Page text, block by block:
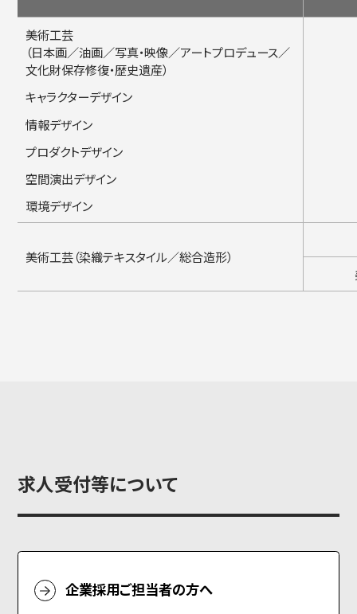
美術工芸
（日本画／油画／写真・映像／アートプロデュース／
文化財保存修復・歴史遺産）
キャラクターデザイン
情報デザイン
プロダクトデザイン
空間演出デザイン
環境デザイン
美術工芸（染織テキスタイル／総合造形）
求人受付等について
企業採用ご担当者の方へ